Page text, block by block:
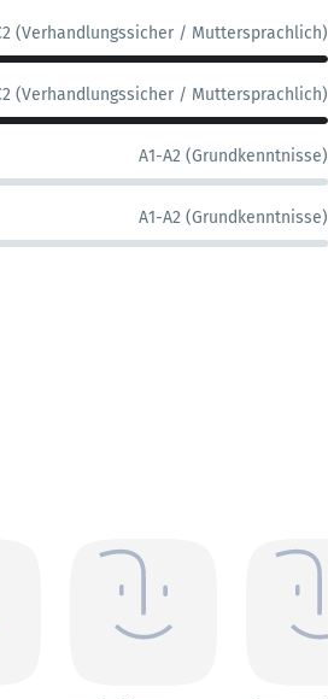
(Verhandlungssicher / Muttersprachlich)
(Verhandlungssicher / Muttersprachlich)
A1-A2 (Grundkenntnisse)
A1-A2 (Grundkenntnisse)